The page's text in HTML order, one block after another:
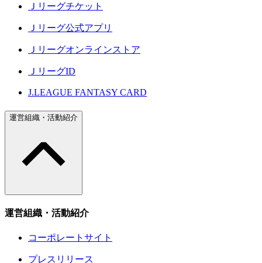
Ｊリーグチケット
Ｊリーグ公式アプリ
Ｊリーグオンラインストア
ＪリーグID
J.LEAGUE FANTASY CARD
運営組織・活動紹介
運営組織・活動紹介
コーポレートサイト
プレスリリース